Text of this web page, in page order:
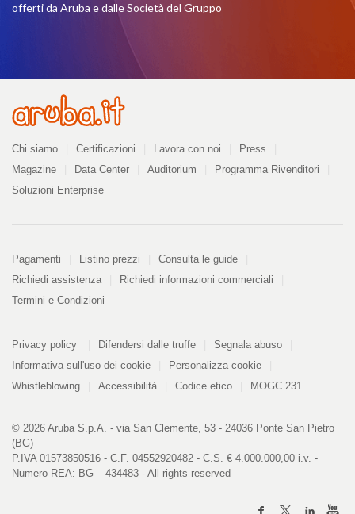
offerti da Aruba e dalle Società del Gruppo
Azienda
Chi siamo Certificazioni Lavora con noi
Press
Magazine
Data Center Auditorium
Programma Rivenditori
Soluzioni Enterprise
Pagamenti
Pagamenti Listino prezzi
Consulta le guide
Richiedi assistenza
Richiedi informazioni commerciali
Termini e Condizioni
Informazioni
Privacy policy
PDF
kB
Difendersi dalle truffe
Segnala abuso
Informativa sull'uso dei cookie
Personalizza cookie
Whistleblowing
Accessibilità Codice etico MOGC 231
© 2026 Aruba S.p.A. - via San Clemente, 53 - 24036 Ponte San Pietro
(BG)
P.IVA 01573850516 - C.F. 04552920482 - C.S. € 4.000.000,00 i.v. -
Numero REA: BG – 434483 - All rights reserved